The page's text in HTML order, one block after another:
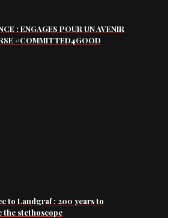
: ENGAGES POUR UN AVENIR
#COMMITTED4GOOD
to Landgraf : 200 years to
stethoscope